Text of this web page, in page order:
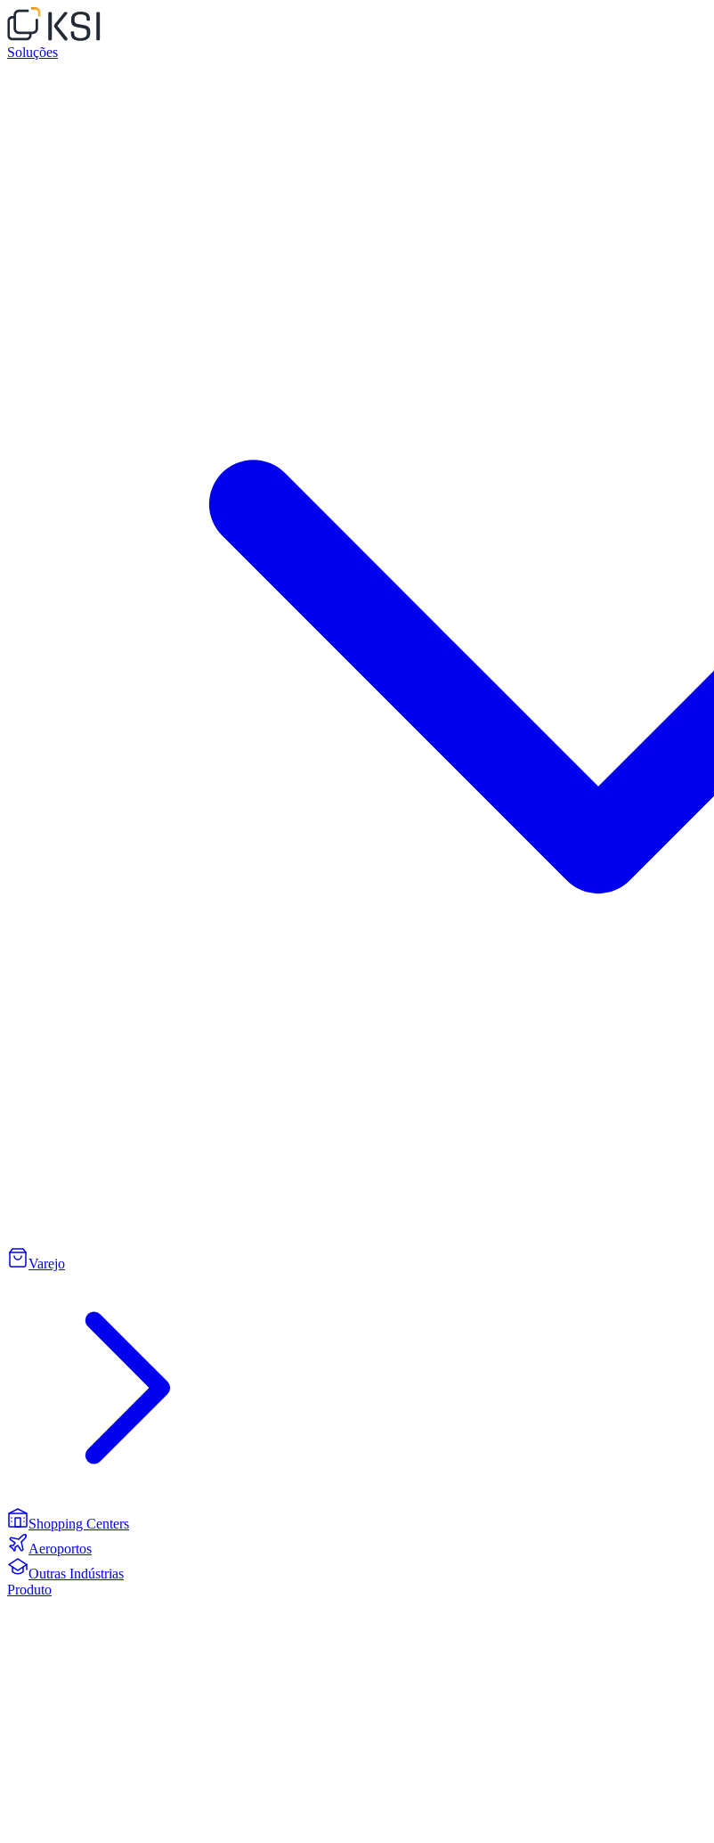
Soluções
Varejo
Shopping Centers
Aeroportos
Outras Indústrias
Produto